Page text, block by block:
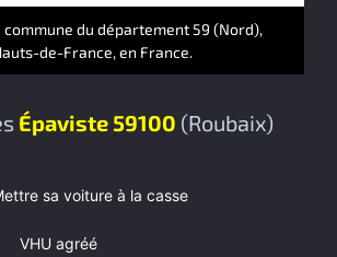
Épaviste 59100 (Roubaix)
sa voiture à la casse
VHU agréé
commune du département 59 (Nord),
de-France, en France.